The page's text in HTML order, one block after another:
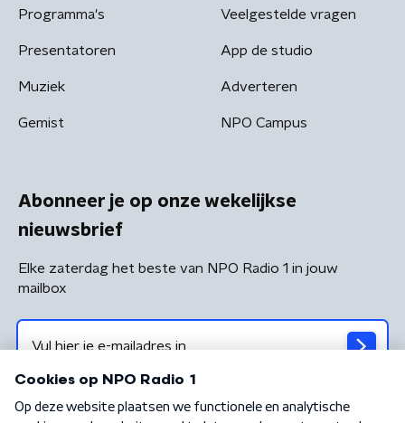
Programma's
Presentatoren
Muziek
Gemist
Veelgestelde vragen
App de studio
Adverteren
NPO Campus
Abonneer je op onze wekelijkse
nieuwsbrief
Elke zaterdag het beste van NPO Radio 1 in jouw
mailbox